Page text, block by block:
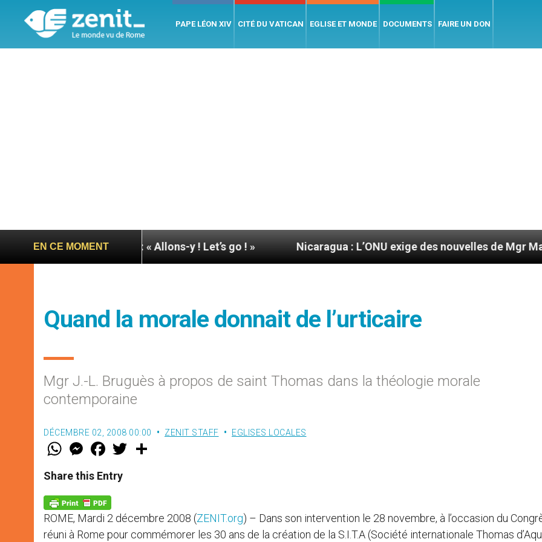
PAPE LÉON XIV CITÉ DU VATICAN EGLISE ET MONDE DOCUMENTS FAIRE UN DON
EN CE MOMENT
pape à Assise : « Allons-y ! Let’s go ! » Nicaragua : L’ONU exige des nouvelles de Mgr Mata
Quand la morale donnait de l’urticaire
Mgr J.-L. Bruguès à propos de saint Thomas dans la théologie morale
contemporaine
DÉCEMBRE 02, 2008 00:00 ZENIT STAFF EGLISES LOCALES
W
t
s
p
p
M
e
s
e
g
e
r
F
a
e
b
k
w
Share this Entry
ROME, Mardi 2 décembre 2008 (ZENIT.org) – Dans son intervention le 28 novembre, à l’occasion du
réuni à Rome pour commémorer les 30 ans de la création de la S.I.T.A (Société internationale Thomas